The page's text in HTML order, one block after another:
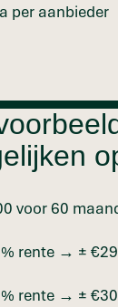
per aanbieder
voor 60
rente → ±
rente → ±